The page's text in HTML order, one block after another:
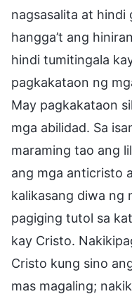
nagsasalita at hindi
hangga’t ang
hindi tumitingala
pagkakataon ng
May pagkakataon
mga abilidad. Sa
maraming tao ang
ang mga anticristo
kalikasang diwa ng
pagiging tutol sa
kay Cristo.
Cristo kung sino
mas magaling;